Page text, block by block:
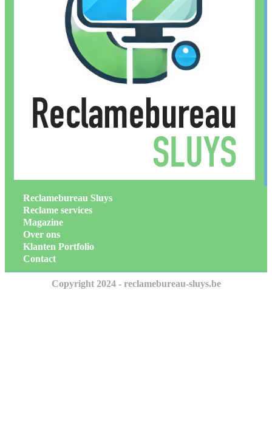
Reclamebureau Sluys
Reclame services
Magazine
Over ons
Klanten Portfolio
Contact
Copyright 2024 - reclamebureau-sluys.be